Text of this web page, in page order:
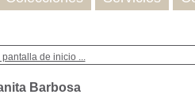
pantalla de inicio ...
Barbosa